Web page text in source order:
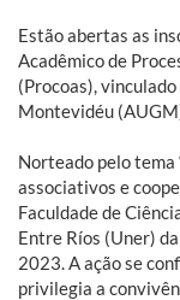
Estão abertas as
Acadêmico de
(Procoas),
Montevidéu
Norteado pelo tema
associativos e
Faculdade de
Entre Ríos (Uner)
2023. A ação se
privilegia a